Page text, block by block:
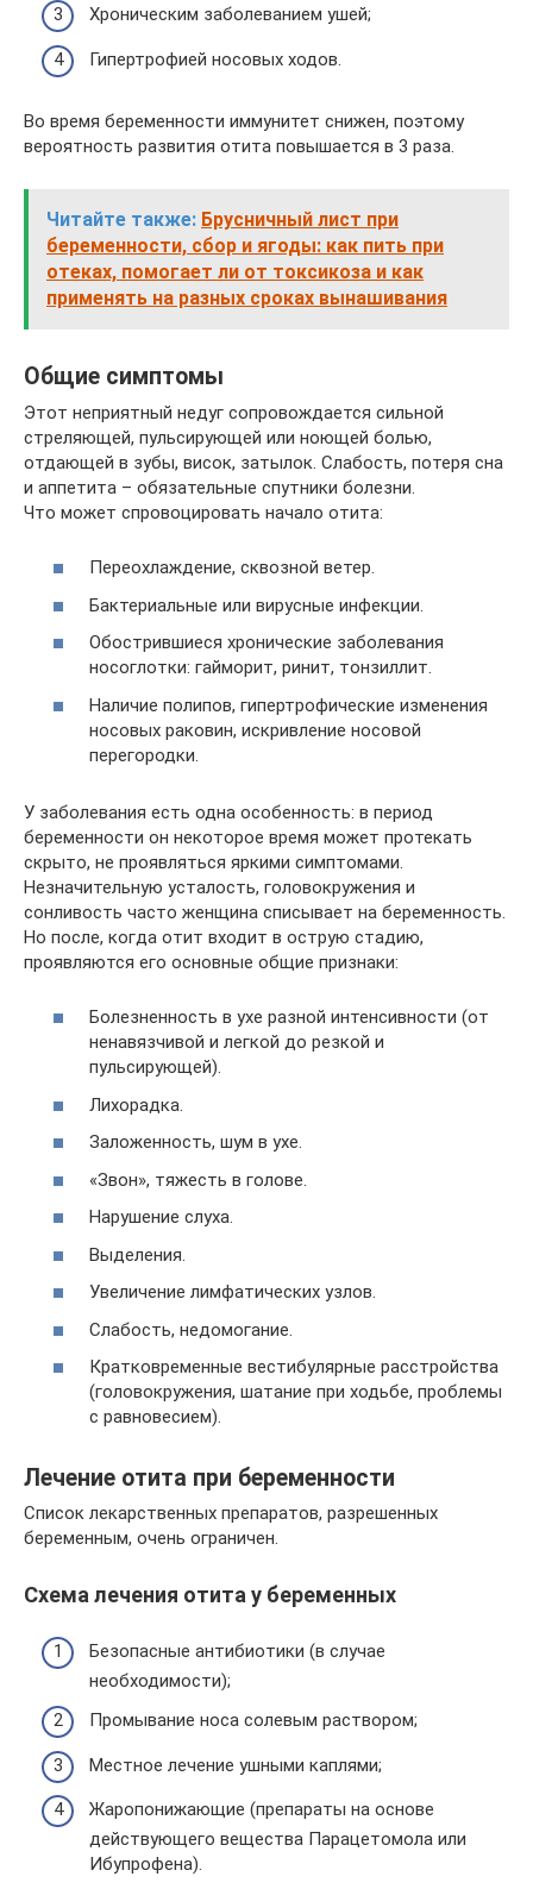
Хроническим заболеванием ушей;
Гипертрофией носовых ходов.
Во время беременности иммунитет снижен, поэтому
вероятность развития отита повышается в 3 раза.
Читайте также: Брусничный лист при
беременности, сбор и ягоды: как пить при
отеках, помогает ли от токсикоза и как
применять на разных сроках вынашивания
Общие симптомы
Этот неприятный недуг сопровождается сильной
стреляющей, пульсирующей или ноющей болью,
отдающей в зубы, висок, затылок. Слабость, потеря сна
и аппетита – обязательные спутники болезни.
Что может спровоцировать начало отита:
Переохлаждение, сквозной ветер.
Бактериальные или вирусные инфекции.
Обострившиеся хронические заболевания
носоглотки: гайморит, ринит, тонзиллит.
Наличие полипов, гипертрофические изменения
носовых раковин, искривление носовой
перегородки.
У заболевания есть одна особенность: в период
беременности он некоторое время может протекать
скрыто, не проявляться яркими симптомами.
Незначительную усталость, головокружения и
сонливость часто женщина списывает на беременность.
Но после, когда отит входит в острую стадию,
проявляются его основные общие признаки:
Болезненность в ухе разной интенсивности (от
ненавязчивой и легкой до резкой и
пульсирующей).
Лихорадка.
Заложенность, шум в ухе.
«Звон», тяжесть в голове.
Нарушение слуха.
Выделения.
Увеличение лимфатических узлов.
Слабость, недомогание.
Кратковременные вестибулярные расстройства
(головокружения, шатание при ходьбе, проблемы
с равновесием).
Лечение отита при беременности
Список лекарственных препаратов, разрешенных
беременным, очень ограничен.
Схема лечения отита у беременных
Безопасные антибиотики (в случае
необходимости);
Промывание носа солевым раствором;
Местное лечение ушными каплями;
Жаропонижающие (препараты на основе
действующего вещества Парацетомола или
Ибупрофена).